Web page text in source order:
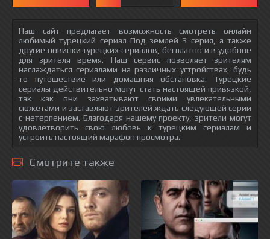
Наш сайт предлагает возможность смотреть онлайн
любимый турецкий сериал Под землей 3 серия, а также
другие новинки турецких сериалов, бесплатно и в удобное
для зрителя время. Наш сервис позволяет зрителям
наслаждаться сериалами на различных устройствах, будь
то путешествие или домашняя обстановка. Турецкие
сериалы действительно могут стать настоящей привязкой,
так как они захватывают своими увлекательными
сюжетами и заставляют зрителей ждать следующей серии
с нетерпением. Благодаря нашему проекту, зрители могут
удовлетворить свою любовь к турецким сериалам и
устроить настоящий марафон просмотра.
Смотрите также